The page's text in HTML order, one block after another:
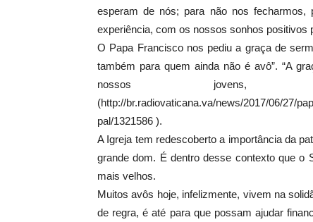
esperam de nós; para não nos
experiência, com os nossos sonhos positivos
O Papa Francisco nos pediu a graça de
também para quem ainda não é avô”. “A
nossos jovens,
(http://br.radiovaticana.va/news/2017/06/27/
pal/1321586 ).
A Igreja tem redescoberto a importância da
grande dom. É dentro desse contexto que o
mais velhos.
Muitos avôs hoje, infelizmente, vivem na
de regra, é até para que possam ajudar